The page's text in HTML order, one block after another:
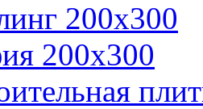
200х300
200х300